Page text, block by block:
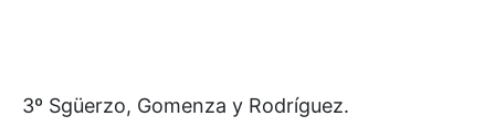
3º Sgüerzo, Gomenza y Rodríguez.